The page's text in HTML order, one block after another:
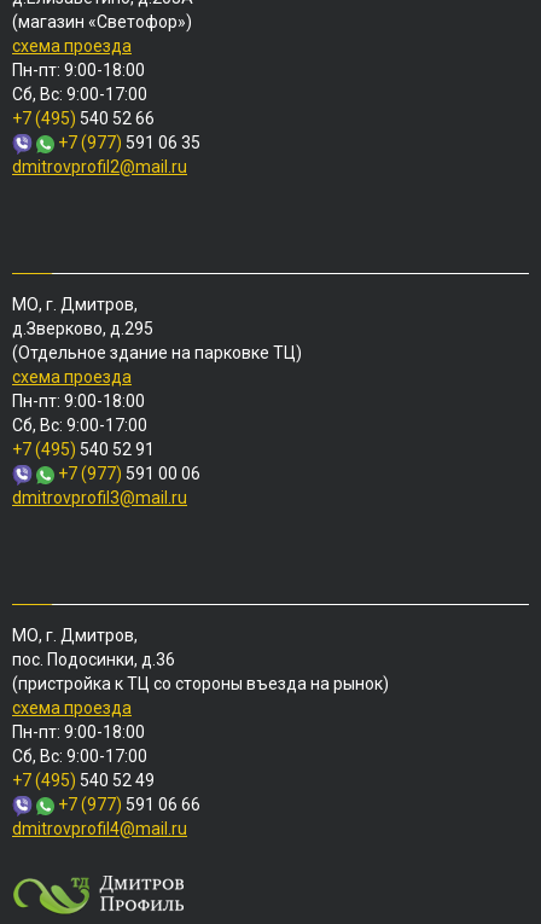
(магазин «Светофор»)
схема проезда
Пн-пт: 9:00-18:00
Сб, Вс: 9:00-17:00
+7 (495) 540 52 66
+7 (977) 591 06 35
dmitrovprofil2@mail.ru
МО, г. Дмитров,
д.Зверково, д.295
(Отдельное здание на парковке ТЦ)
схема проезда
Пн-пт: 9:00-18:00
Сб, Вс: 9:00-17:00
+7 (495) 540 52 91
+7 (977) 591 00 06
dmitrovprofil3@mail.ru
МО, г. Дмитров,
пос. Подосинки, д.36
(пристройка к ТЦ со стороны въезда на рынок)
схема проезда
Пн-пт: 9:00-18:00
Сб, Вс: 9:00-17:00
+7 (495) 540 52 49
+7 (977) 591 06 66
dmitrovprofil4@mail.ru